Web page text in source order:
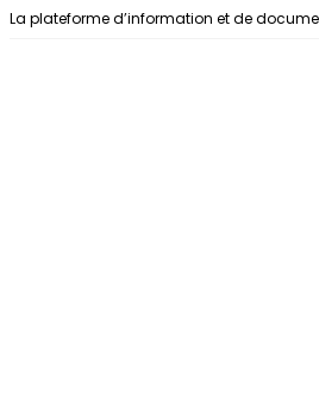
Aller au contenu
La plateforme d’information et de